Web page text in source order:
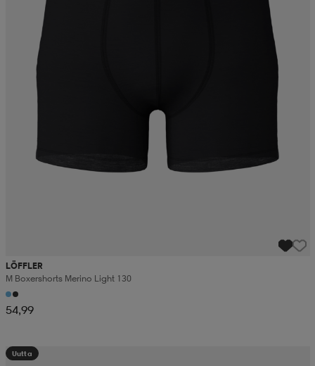
LÖFFLER
M Boxershorts Merino Light 130
54,99
Uutta